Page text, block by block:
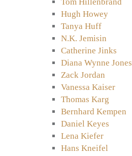
Hugh Howey
Tanya Huff
N.K. Jemisin
Catherine Jinks
Diana Wynne Jones
Zack Jordan
Vanessa Kaiser
Thomas Karg
Bernhard Kempen
Daniel Keyes
Lena Kiefer
Hans Kneifel